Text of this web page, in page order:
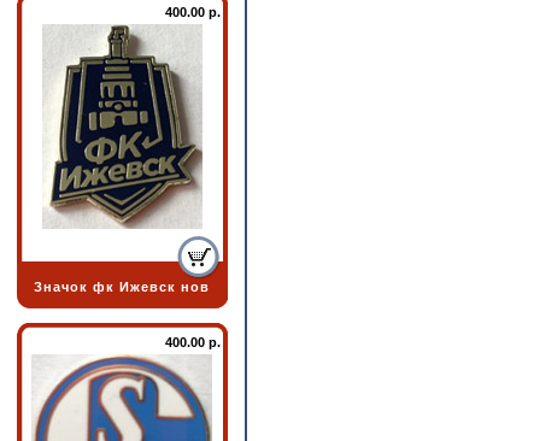
400.00 р.
Значок фк Ижевск нов
400.00 р.